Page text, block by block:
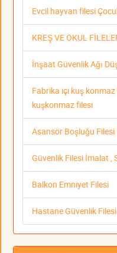
Evcil hayvan filesi
KREŞ VE OKUL
İnşaat Güvenlik Ağı
Fabrika içi kuş
kuşkonmaz filesi
Asansör Boşluğu Filesi
Güvenlik Filesi İmalat ,
Balkon Emniyet Filesi
Hastane Güvenlik Filesi